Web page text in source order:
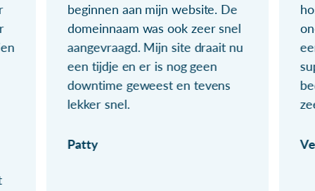
beginnen aan mijn website. De
domeinnaam was ook zeer snel
aangevraagd. Mijn site draait nu
een tijdje en er is nog geen
downtime geweest en tevens
lekker snel.
Patty